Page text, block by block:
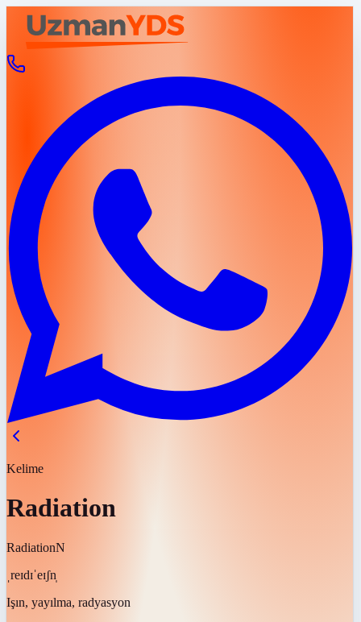
Kelime
Radiation
RadiationN
ˌreɪdɪˈeɪʃn̩
Işın, yayılma, radyasyon